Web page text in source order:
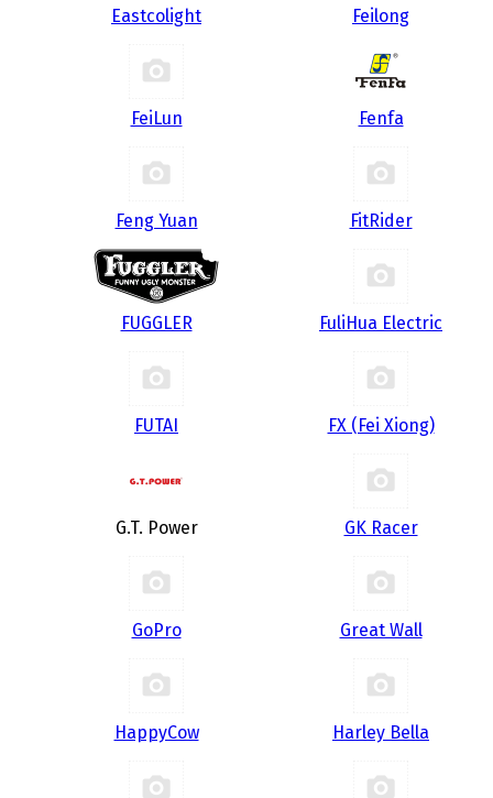
Eastcolight Feilong
FeiLun Fenfa
Feng Yuan FitRider
FUGGLER FuliHua Electric
FUTAI FX (Fei Xiong)
G.T. Power GK Racer
GoPro Great Wall
HappyCow Harley Bella